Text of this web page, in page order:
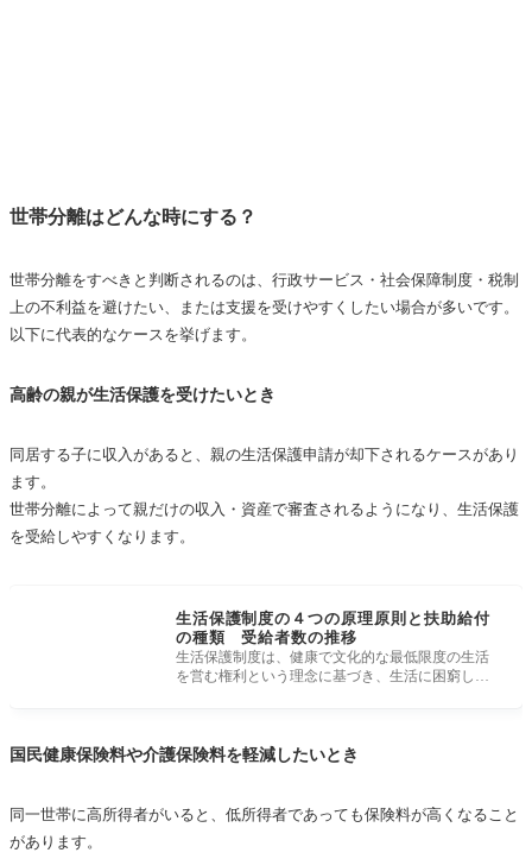
世帯分離はどんな時にする？
世帯分離をすべきと判断されるのは、行政サービス・社会保障制度・税制
上の不利益を避けたい、または支援を受けやすくしたい場合が多いです。
以下に代表的なケースを挙げます。
高齢の親が生活保護を受けたいとき
同居する子に収入があると、親の生活保護申請が却下されるケースがあり
ます。
世帯分離によって親だけの収入・資産で審査されるようになり、生活保護
を受給しやすくなります。
生活保護制度の４つの原理原則と扶助給付
の種類 受給者数の推移
生活保護制度は、健康で文化的な最低限度の生活
を営む権利という理念に基づき、生活に困窮した
国民健康保険料や介護保険料を軽減したいとき
同一世帯に高所得者がいると、低所得者であっても保険料が高くなること
があります。